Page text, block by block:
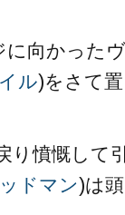
向かった
ル)をさて
り憤慨して
ドマン)は